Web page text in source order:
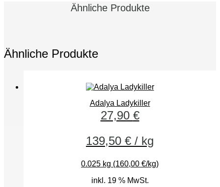
Ähnliche Produkte
Ähnliche Produkte
Adalya Ladykiller
27,90 €
139,50 € / kg
0.025 kg (160,00 €/kg)
inkl. 19 % MwSt.